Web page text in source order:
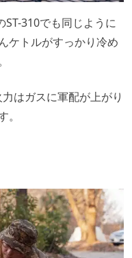
ST-310でも同じように
ケトルがすっかり冷め
はガスに軍配が上がり